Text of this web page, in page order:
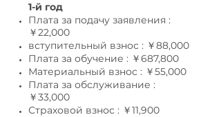
1-й год
Плата за подачу заявления :
￥22,000
вступительный взнос : ￥88,000
Плата за обучение : ￥687,800
Материальный взнос : ￥55,000
Плата за обслуживание :
￥33,000
Страховой взнос : ￥11,900